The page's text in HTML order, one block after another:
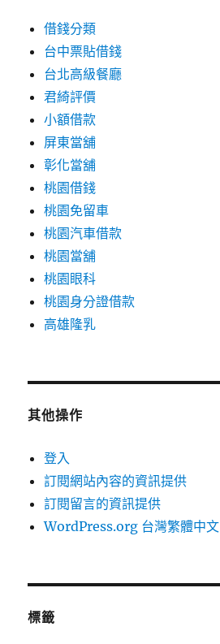
借錢分類
台中票貼借錢
台北高級餐廳
君綺評價
小額借款
屏東當舖
彰化當舖
桃園借錢
桃園免留車
桃園汽車借款
桃園當舖
桃園眼科
桃園身分證借款
高雄隆乳
其他操作
登入
訂閱網站內容的資訊提供
訂閱留言的資訊提供
WordPress.org 台灣繁體中文
標籤